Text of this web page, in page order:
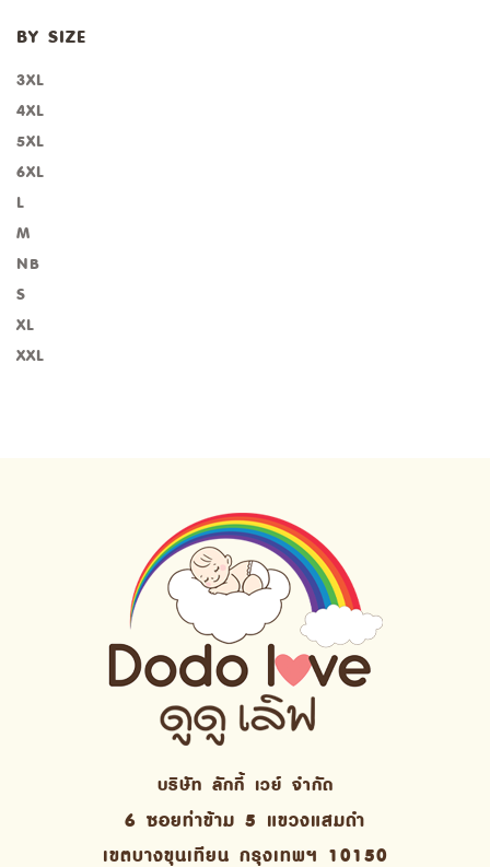
BY SIZE
3XL
4XL
5XL
6XL
L
M
NB
S
XL
XXL
บริษัท ลักกี้ เวย์ จํากัด
6 ซอยท่าข้าม 5 แขวงแสมดำ
เขตบางขุนเทียน กรุงเทพฯ 10150